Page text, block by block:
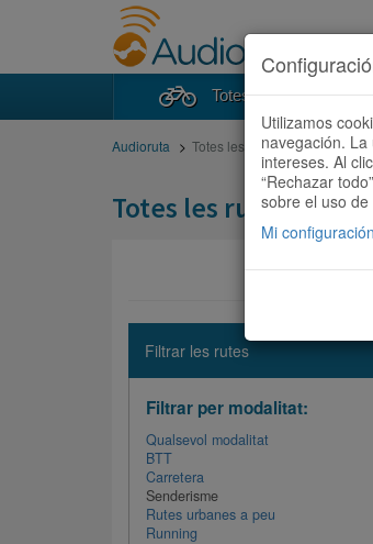
Totes les rutes
Audioruta Totes les rutes
Totes les rutes
Filtrar les rutes
Filtrar per modalitat:
Qualsevol modalitat
BTT
Carretera
Senderisme
Rutes urbanes a peu
Running
Utilizamos
navegación.
intereses. Al
“Rechazar
sobre el uso
Mi configuración